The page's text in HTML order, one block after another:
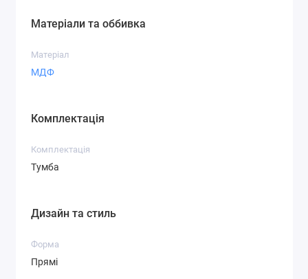
Матеріали та оббивка
Матеріал
МДФ
Комплектація
Комплектація
Тумба
Дизайн та стиль
Форма
Прямі